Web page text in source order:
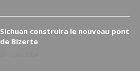
Sichuan construira le nouveau pont
de Bizerte